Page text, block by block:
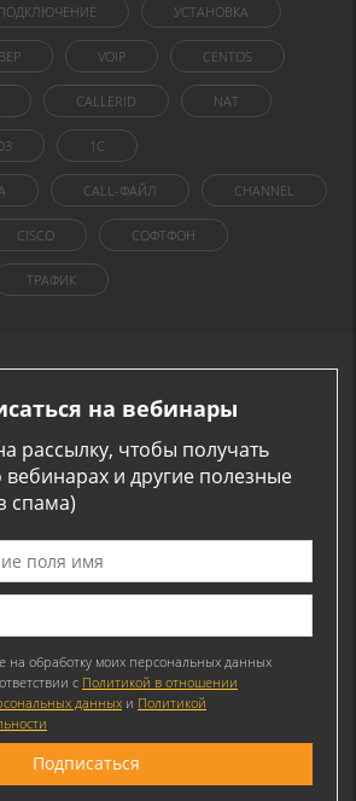
УСТАНОВКА
VOIP CENTOS
CALLERID NAT
1C
CALL-ФАЙЛ CHANNEL
CISCO СОФТФОН
ТРАФИК
на вебинары
рассылку, чтобы получать
и другие полезные
спама)
на обработку моих персональных данных
с Политикой в отношении
данных и Политикой